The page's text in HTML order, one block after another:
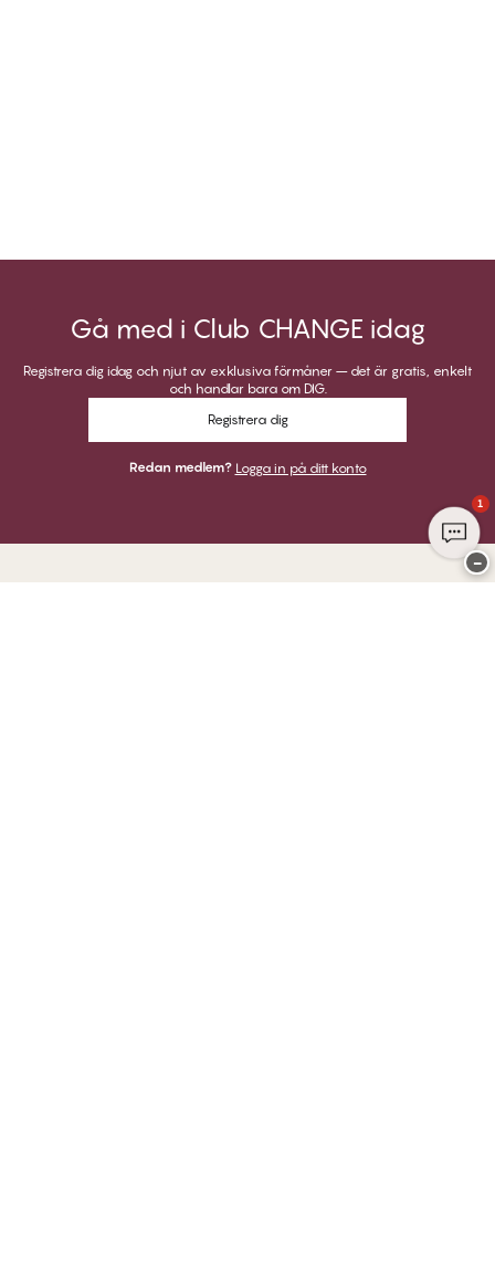
Gå med i Club CHANGE idag
Registrera dig idag och njut av exklusiva förmåner – det är gratis, enkelt
och handlar bara om DIG.
Registrera dig
Redan medlem? Logga in på ditt konto
1
−